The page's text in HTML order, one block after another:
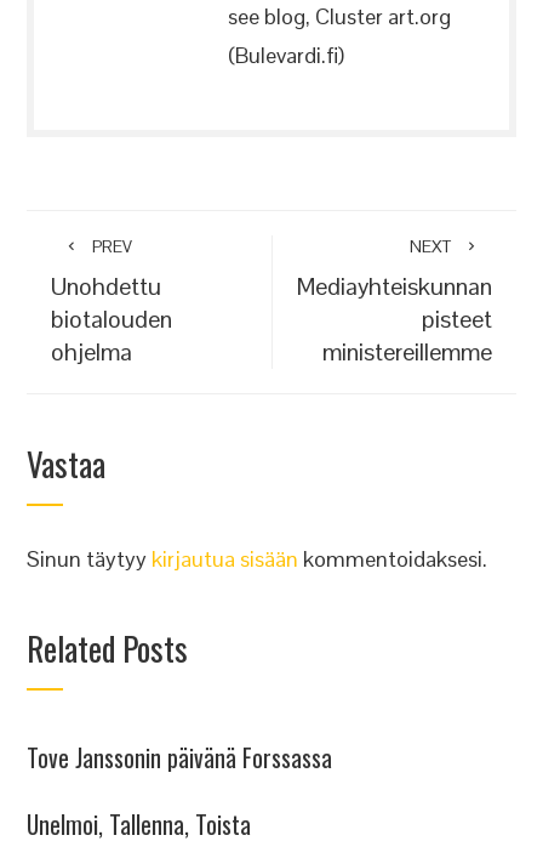
see blog, Cluster art.org
(Bulevardi.fi)
PREV
Unohdettu
biotalouden
ohjelma
NEXT
Mediayhteiskunnan
pisteet
ministereillemme
Vastaa
Sinun täytyy kirjautua sisään kommentoidaksesi.
Related Posts
Tove Janssonin päivänä Forssassa
Unelmoi, Tallenna, Toista